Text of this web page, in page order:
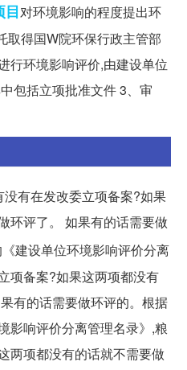
目对环境影响的程度提出环
取得国W院环保行政主管部
行环境影响评价,由建设单位
包括立项批准文件 3、审
有在发改委立项备案?如果
环评了。 如果有的话需要做
建设单位环境影响评价分离
项备案?如果这两项都没有
有的话需要做环评的。根据
影响评价分离管理名录》,粮
两项都没有的话就不需要做